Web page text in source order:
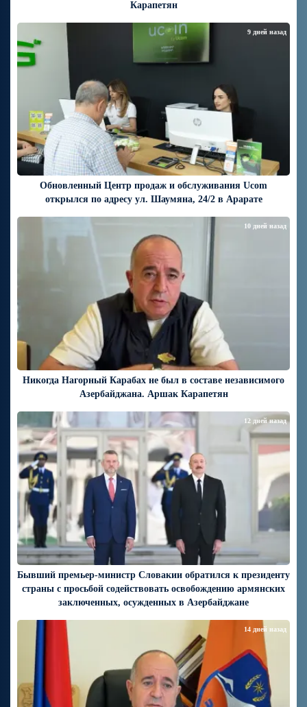
Карапетян
Обновленный Центр продаж и обслуживания Ucom
открылся по адресу ул. Шаумяна, 24/2 в Арарате
9 дней назад
Никогда Нагорный Карабах не был в составе независимого
Азербайджана. Аршак Карапетян
10 дней назад
Бывший премьер-министр Словакии обратился к президенту
страны с просьбой содействовать освобождению армянских
заключенных, осужденных в Азербайджане
12 дней назад
14 дней назад